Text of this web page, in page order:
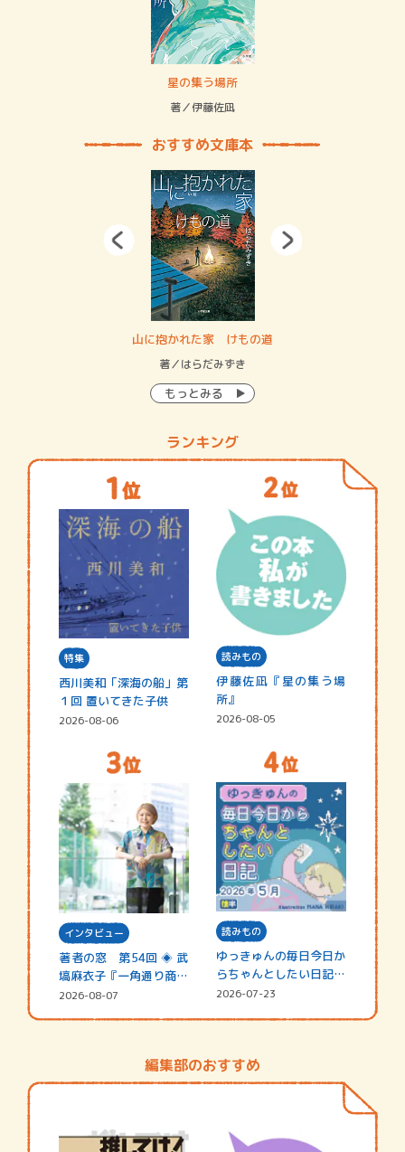
星の集う場所
著／伊藤佐凪
おすすめ文庫本
山に抱かれた家 けもの道
著／はらだみずき
もっとみる
ランキング
特集
西川美和「深海の船」第
１回 置いてきた子供
2026-08-06
読みもの
伊藤佐凪『星の集う場
所』
2026-08-05
インタビュー
著者の窓 第54回 ◈ 武
塙麻衣子『一角通り商店
街の…
2026-08-07
読みもの
ゆっきゅんの毎日今日か
らちゃんとしたい日記
☆202…
2026-07-23
編集部のおすすめ